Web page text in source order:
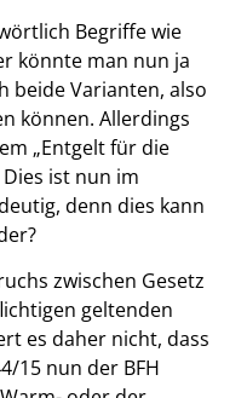
Begriffe wie
könnte man nun ja
beide Varianten, also
können. Allerdings
„Entgelt für die
ist nun im
denn dies kann
zwischen Gesetz
geltenden
es daher nicht, dass
15 nun der BFH